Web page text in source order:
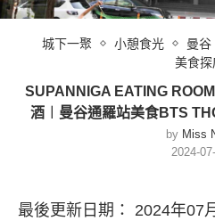
城下一聚 小憩食光 曼谷
美食探
SUPANNIGA EATING
酒︱曼谷通羅站美食BTS
by Miss
2024-
最後更新日期： 2024年07